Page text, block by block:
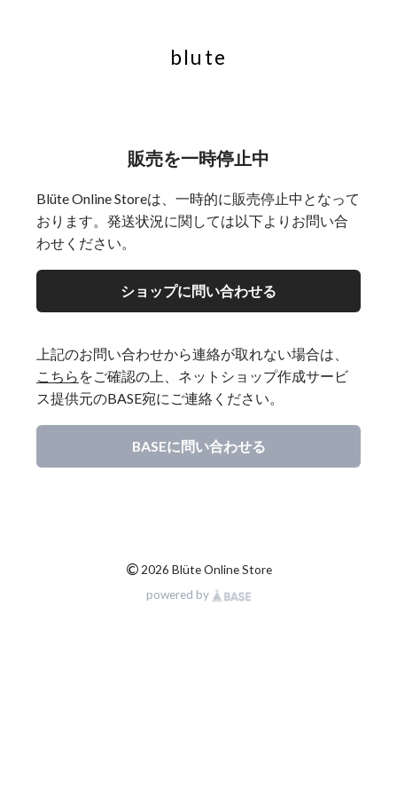
blute
販売を一時停止中
Blüte Online Storeは、一時的に販売停止中となって
おります。発送状況に関しては以下よりお問い合
わせください。
ショップに問い合わせる
上記のお問い合わせから連絡が取れない場合は、
こちら をご確認の上、ネットショップ作成サービ
ス提供元のBASE宛にご連絡ください。
BASEに問い合わせる
© 2026 Blüte Online Store
powered by